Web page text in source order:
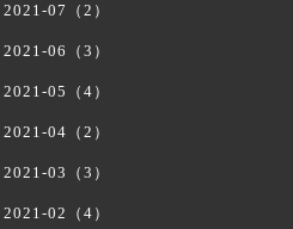
2021-07（2）
2021-06（3）
2021-05（4）
2021-04（2）
2021-03（3）
2021-02（4）